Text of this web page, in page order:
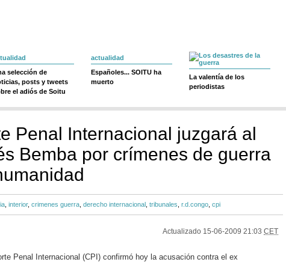
selección de
posts y tweets
el adiós de Soitu
actualidad
Españoles... SOITU ha
muerto
La valentía de los
periodistas
Penal Internacional juzgará al
Bemba por crímenes de guerra
interior, crimenes guerra derecho internacional tribunales r.d.congo cpi
Actualizado 15-06-2009 21:03 CET
Penal Internacional (CPI) confirmó hoy la acusación contra el ex